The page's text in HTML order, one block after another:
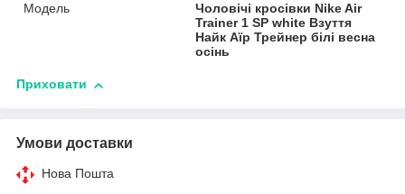
Модель
Чоловічі кросівки Nike Air
Trainer 1 SP white Взуття
Найк Аїр Трейнер білі весна
осінь
Приховати
Умови доставки
Нова Пошта